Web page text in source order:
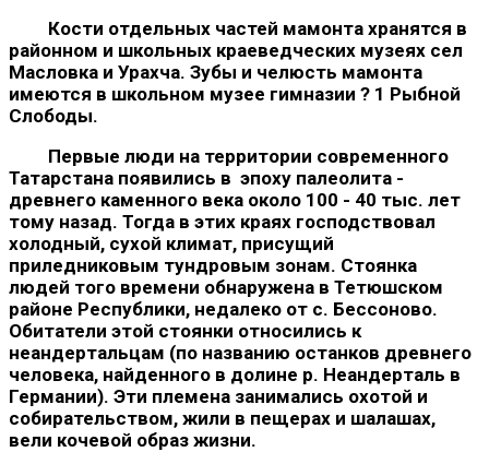
Кости отдельных частей мамонта хранятся в
районном и школьных краеведческих музеях сел
Масловка и Урахча. Зубы и челюсть мамонта
имеются в школьном музее гимназии ? 1 Рыб­ной
Слободы.
Первые люди на территории современного
Татарстана появи­лись в эпоху палеолита -
древнего каменного века около 100 - 40 тыс. лет
тому назад. Тогда в этих краях господствовал
холодный, сухой климат, присущий
приледниковым тундровым зонам. Стоянка
людей того времени обнаружена в Тетюшском
районе Республики, недалеко от с. Бессоново.
Обитатели этой стоянки относились к
неандертальцам (по названию останков древнего
человека, найденного в долине р. Неандерталь в
Герма­нии). Эти племена занимались охотой и
собирательством, жили в пещерах и шалашах,
вели кочевой образ жизни.